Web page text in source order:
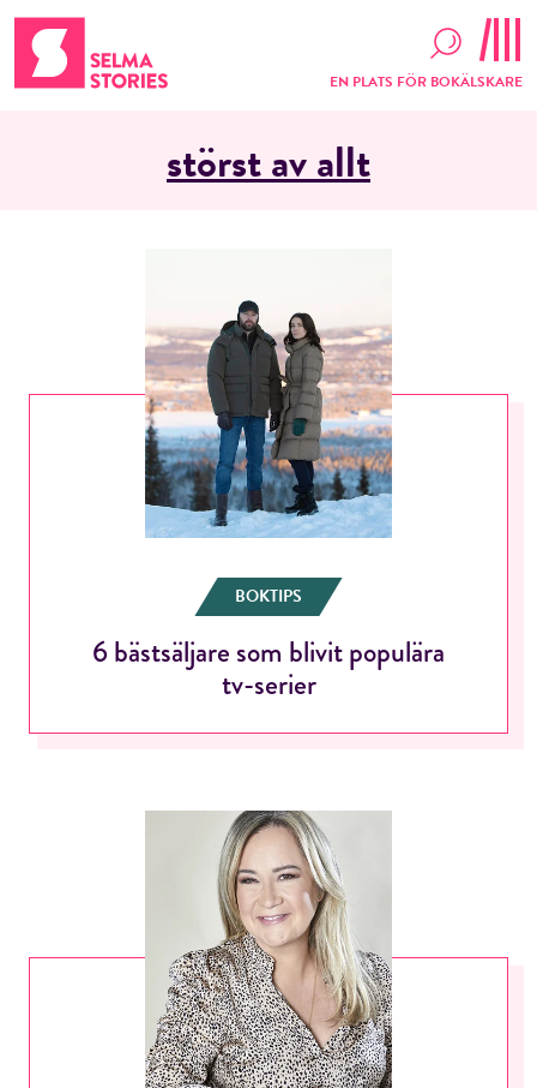
EN PLATS FÖR BOKÄLSKARE
störst av allt
BOKTIPS
6 bästsäljare som blivit populära
tv-serier